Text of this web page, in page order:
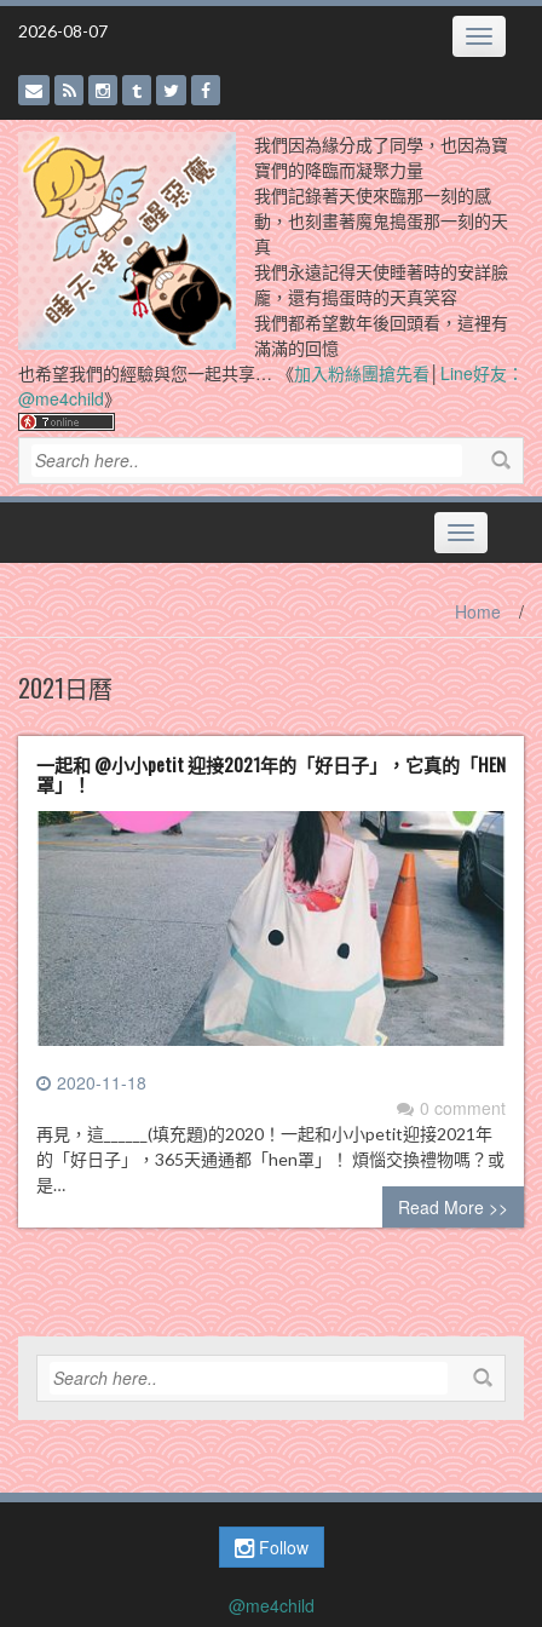
Skip
2026-08-07 Toggle
我們因為緣分成了同學，也因為寶
寶們的降臨而凝聚力量
我們記錄著天使來臨那一刻的感
動，也刻畫著魔鬼搗蛋那一刻的天
真
我們永遠記得天使睡著時的安詳臉
龐，還有搗蛋時的天真笑容
我們都希望數年後回頭看，這裡有
滿滿的回憶
也希望我們的經驗與您一起共享… 《加入粉絲團搶先看│Line好友：
@me4child》
Toggle
navigation
Home /
2021日曆
一起和 @小小petit 迎接2021年的「好日子」，它真的「HEN
罩」！
2020-11-18
0 comment
再見，這______(填充題)的2020！一起和小小petit迎接2021年
的「好日子」，365天通通都「hen罩」！ 煩惱交換禮物嗎？或
是…
Read More >>
Follow
@me4child